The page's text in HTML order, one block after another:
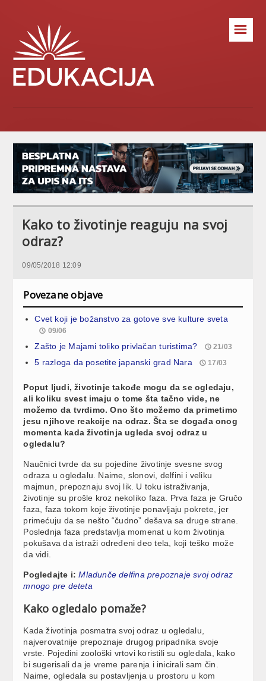
☰
Kako to životinje reaguju na svoj
odraz?
09/05/2018 12:09
Povezane objave
Cvet koji je božanstvo za gotove sve kulture sveta
09/06
Zašto je Majami toliko privlačan turistima? 21/03
5 razloga da posetite japanski grad Nara 17/03
Poput ljudi, životinje takođe mogu da se ogledaju,
ali koliku svest imaju o tome šta tačno vide, ne
možemo da tvrdimo. Ono što možemo da primetimo
jesu njihove reakcije na odraz. Šta se događa onog
momenta kada životinja ugleda svoj odraz u
ogledalu?
Naučnici tvrde da su pojedine životinje svesne svog
odraza u ogledalu. Naime, slonovi, delfini i veliku
majmun, prepoznaju svoj lik. U toku istraživanja,
životinje su prošle kroz nekoliko faza. Prva faza je Gručo
faza, faza tokom koje životinje ponavljaju pokrete, jer
primećuju da se nešto “čudno” dešava sa druge strane.
Poslednja faza predstavlja momenat u kom životinja
pokušava da istraži određeni deo tela, koji teško može
da vidi.
Pogledajte i:Mladunče delfina prepoznaje svoj odraz
mnogo pre deteta
Kako ogledalo pomaže?
Kada životinja posmatra svoj odraz u ogledalu,
najverovatnije prepoznaje drugog pripadnika svoje
vrste. Pojedini zoološki vrtovi koristili su ogledala, kako
bi sugerisali da je vreme parenja i inicirali sam čin.
Naime, ogledala su postavljenja u prostoru u kom